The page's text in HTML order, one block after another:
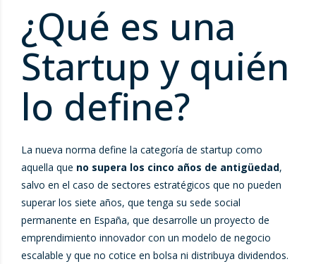
¿Qué es una
Startup y quién
lo define?
La nueva norma define la categoría de startup como
aquella que no supera los cinco años de antigüedad,
salvo en el caso de sectores estratégicos que no pueden
superar los siete años, que tenga su sede social
permanente en España, que desarrolle un proyecto de
emprendimiento innovador con un modelo de negocio
escalable y que no cotice en bolsa ni distribuya dividendos.